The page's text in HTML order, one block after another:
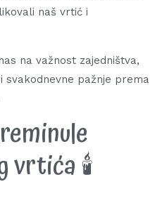
naš vrtić i
na važnost zajedništva,
svakodnevne pažnje prema
vrtića 🕯️